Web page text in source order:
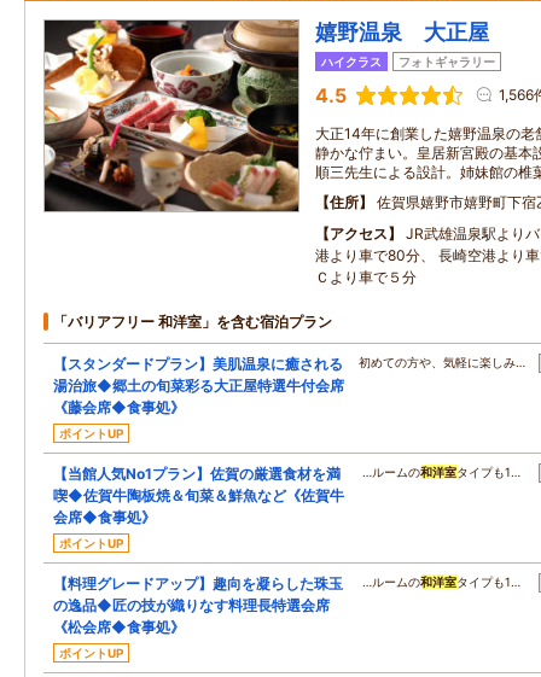
嬉野温泉 大正屋
ハイクラス フォトギャラリー
4.5 1,566
大正14年に創業した嬉野温泉の
静かな佇まい。皇居新宮殿の基本
順三先生による設計。姉妹館の椎
住所
佐賀県嬉野市嬉野町下
アクセス
JR武雄温泉駅より
港より車で80分、 長崎空港より
Ｃより車で５分
「バリアフリー 和洋室」を含む宿泊プラン
【スタンダードプラン】美肌温泉に癒される
湯治旅◆郷土の旬菜彩る大正屋特選牛付会席
《藤会席◆食事処》
ポイントUP
初めての方や、気軽に楽しみ…
【当館人気No1プラン】佐賀の厳選食材を満
喫◆佐賀牛陶板焼＆旬菜＆鮮魚など《佐賀牛
会席◆食事処》
ポイントUP
…ルームの和洋室タイプも1…
【料理グレードアップ】趣向を凝らした珠玉
の逸品◆匠の技が織りなす料理長特選会席
《松会席◆食事処》
ポイントUP
…ルームの和洋室タイプも1…